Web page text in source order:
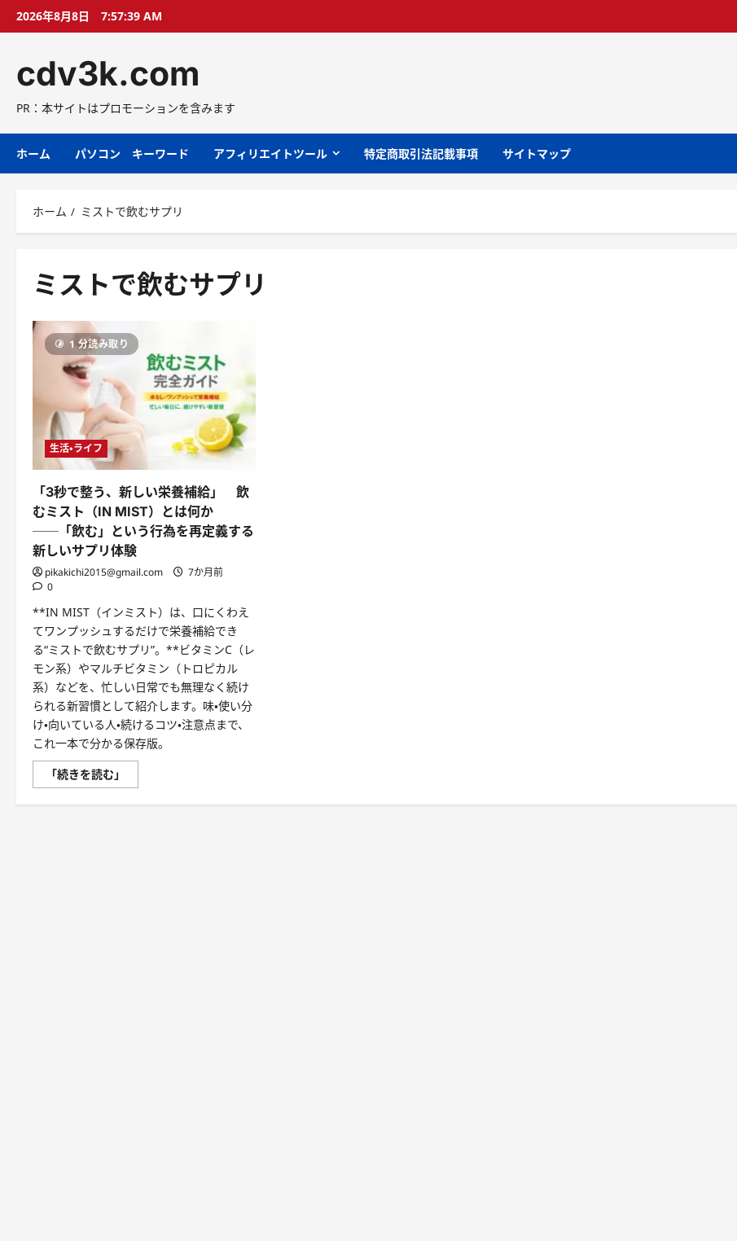
プ
2026年8月8日 7:57:40 AM
cdv3k.com
PR：本サイトはプロモーションを含みます
ホーム パソコン キーワード アフィリエイトツール 特定商取引法記載事項 サイトマップ
ホーム ミストで飲むサプリ
ミストで飲むサプリ
1 分読み取り
生活・ライフ
「3秒で整う、新しい栄養補給」 飲
むミスト（IN MIST）とは何か
──「飲む」という行為を再定義する
新しいサプリ体験
pikakichi2015@gmail.com
7か月前
0
**IN MIST（インミスト）は、口にくわえ
てワンプッシュするだけで栄養補給でき
る“ミストで飲むサプリ”。**ビタミンC（レ
モン系）やマルチビタミン（トロピカル
系）などを、忙しい日常でも無理なく続け
られる新習慣として紹介します。味・使い分
け・向いている人・続けるコツ・注意点まで、
これ一本で分かる保存版。
「続きを読む」
秒
整